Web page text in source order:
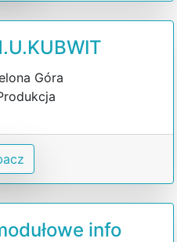
Góra
info